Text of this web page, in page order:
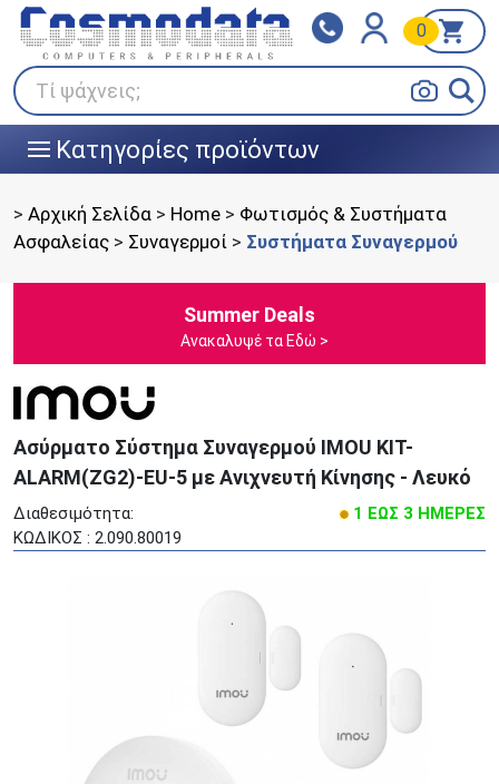
Τί ψάχνεις;
0
||| Κατηγορίες προϊόντων
Klarna
Πληρώστε σε 3
άτοκες δόσεις
BOX NOW
> Αρχική Σελίδα > Home > Φωτισμός & Συστήματα
Ασφαλείας > Συναγερμοί > Συστήματα Συναγερμού
Summer Deals
Ανακαλυψέ τα Εδώ >
Ασύρματο Σύστημα Συναγερμού IMOU KIT-
ALARM(ZG2)-EU-5 με Ανιχνευτή Κίνησης - Λευκό
Διαθεσιμότητα:
1 ΕΩΣ 3 ΗΜΕΡΕΣ
ΚΩΔΙΚΟΣ : 2.090.80019